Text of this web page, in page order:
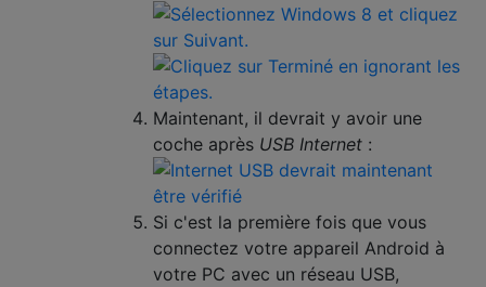
Maintenant, il devrait y avoir une
coche après USB Internet :
Si c'est la première fois que vous
connectez votre appareil Android à
votre PC avec un réseau USB,